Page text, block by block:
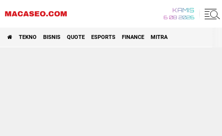
KAMIS
6 08 2026
TEKNO BISNIS QUOTE ESPORTS FINANCE MITRA